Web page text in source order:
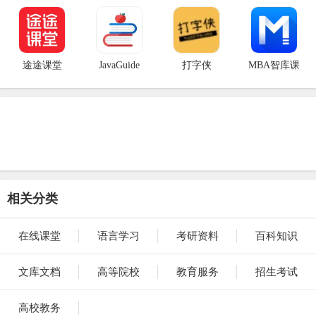
途途课堂 JavaGuide 打字侠 MBA智库课
相关分类
在线课堂 语言学习 考研资料 百科知识
文库文档 高等院校 教育服务 招生考试
高校教务